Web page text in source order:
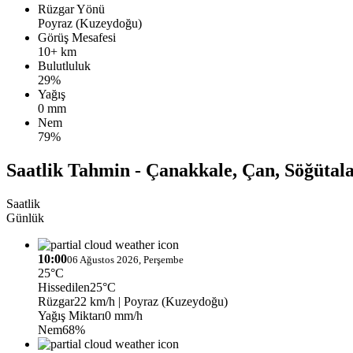
Rüzgar Yönü
Poyraz (Kuzeydoğu)
Görüş Mesafesi
10+ km
Bulutluluk
29%
Yağış
0 mm
Nem
79%
Saatlik Tahmin - Çanakkale, Çan,
Saatlik
Günlük
10:0006 Ağustos 2026, Perşembe
25°C
Hissedilen25°C
Rüzgar22 km/h | Poyraz (Kuzeydoğu)
Yağış Miktarı0 mm/h
Nem68%